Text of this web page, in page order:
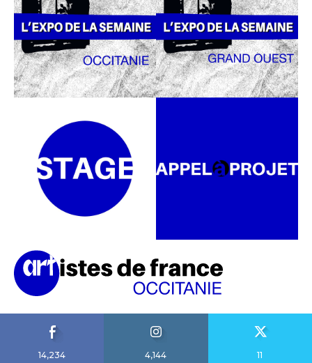
14,234
4,144
11